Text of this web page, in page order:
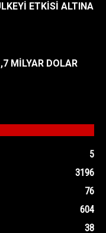
ETKİSİ ALTINA
MİLYAR DOLAR
5
3196
76
604
38